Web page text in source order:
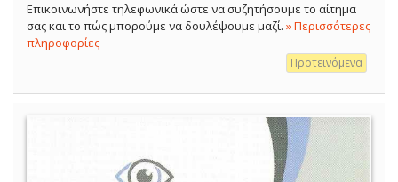
Επικοινωνήστε τηλεφωνικά ώστε να συζητήσουμε το αίτημα
σας και το πώς μπορούμε να δουλέψουμε μαζί. » Περισσότερες
πληροφορίες
Προτεινόμενα